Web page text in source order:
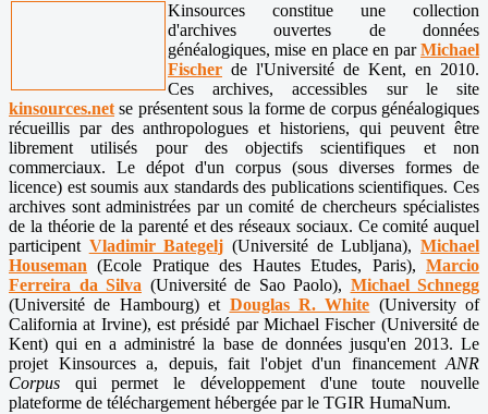
Kinsources constitue une collection
d'archives ouvertes de données
généalogiques, mise en place en parMichael
Fischer de l'Université de Kent, en 2010.
Ces archives, accessibles sur le site
kinsources.netse présentent sous la forme de corpus généalogiques
récueillis par des anthropologues et historiens, qui peuvent être
librement utilisés pour des objectifs scientifiques et non
commerciaux. Le dépot d'un corpus (sous diverses formes de
licence) est soumis aux standards des publications scientifiques. Ces
archives sont administrées par un comité de chercheurs spécialistes
de la théorie de la parenté et des réseaux sociaux. Ce comité auquel
participent Vladimir Bategelj (Université de Lubljana),Michael
Houseman (Ecole Pratique des Hautes Etudes, Paris), Marcio
Ferreira da Silva (Université de Sao Paolo), Michael Schnegg
(Université de Hambourg) et Douglas R. White (University of
California at Irvine), est présidé par Michael Fischer (Université de
Kent) qui en a administré la base de données jusqu'en 2013. Le
projet Kinsources a, depuis, fait l'objet d'un financementANR
Corpus qui permet le développement d'une toute nouvelle
plateforme de téléchargement hébergée par le TGIR HumaNum.